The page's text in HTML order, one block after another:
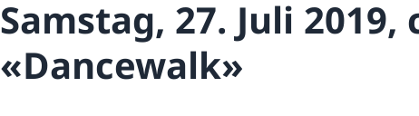
Samstag, 27. Juli 2019,
«Dancewalk»